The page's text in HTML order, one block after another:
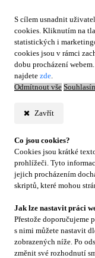
S cílem usnadnit
cookies. Kliknutím na
statistických i
cookies jsou v rámci
dobu procházení
najdete zde.
Odmítnout vše
Zavřít
Co jsou cookies?
Cookies jsou krátké
prohlížeči. Tyto
jejich procházením
skriptů, které mohou
Jak lze nastavit práci
Přestože doporučujeme
s nimi můžete nastavit
zobrazených níže. Po
změnit své rozhodnutí